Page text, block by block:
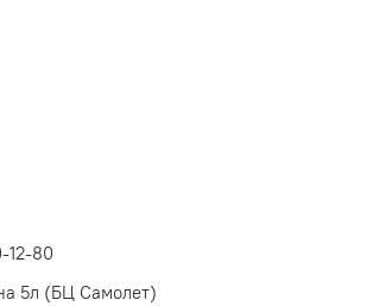
12-80
5л (БЦ Самолет)